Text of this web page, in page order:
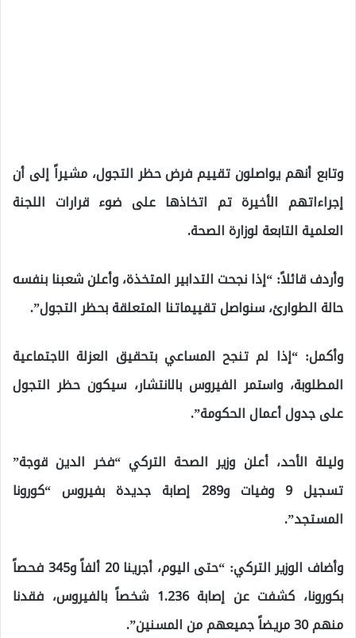
وتابع أنهم يواصلون تقييم فرض حظر التجول، مشيراً إلى أن
إجراءاتهم الأخيرة تم اتخاذها على ضوء قرارات اللجنة
العلمية التابعة لوزارة الصحة.
وأردف قائلاً: “إذا نجحت التدابير المتخذة، وأعلن شعبنا بنفسه
حالة الطوارئ، سنواصل تقييماتنا المتعلقة بحظر التجول”.
وأكمل: “إذا لم تنجح المساعي بتحقيق العزلة الاجتماعية
المطلوبة، واستمر الفيروس بالانتشار، سيكون حظر التجول
على جدول أعمال الحكومة”.
وليلة الأحد، أعلن وزير الصحة التركي “فخر الدين قوجة”
تسجيل 9 وفيات و289 إصابة جديدة بفيروس “كورونا
المستجد”.
وأضاف الوزير التركي: “حتى اليوم، أجرينا 20 ألفاً و345 فحصاً
بكورونا، كشفت عن إصابة 1.236 شخصاً بالفيروس، فقدنا
منهم 30 مريضاً جميعهم من المسنين”.